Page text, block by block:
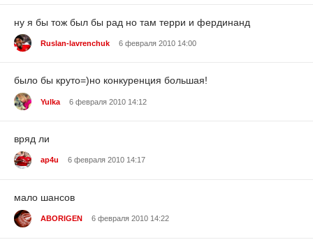
ну я бы тож был бы рад но там терри и фердинанд
Ruslan-lavrenchuk 6 февраля 2010 14:00
было бы круто=)но конкуренция большая!
Yulka 6 февраля 2010 14:12
вряд ли
ap4u 6 февраля 2010 14:17
мало шансов
ABORIGEN 6 февраля 2010 14:22